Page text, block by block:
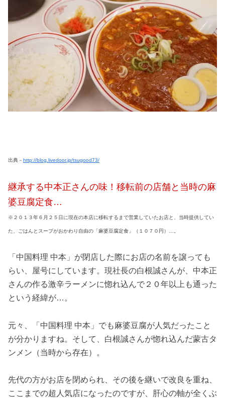
出典－ http://blog.livedoor.jp/tsugood73/
継承する中本正さんの味！移転前の店舗と当時の麻
婆豆腐定食…
※２０１３年６月２５日に現在の本店に移転するまで営業していたお店と、当時提供してい
た、ごはんとスープがおかわり自由の「麻婆豆腐定食」（１０７０円）…。
「中国料理 中本」が閉店した際にお店の名前を譲っても
らい、屋号にしています。現社長の白根誠さんが、中本正
さんの作る激辛ラーメンに惚れ込んで２０年以上も通った
という経緯が…。
元々、「中国料理 中本」でも麻婆豆腐が人気だったこと
が分かりますね。そして、白根誠さんが惚れ込んだ蒙古タ
ンメン（当時から存在）。
先代の方がお店を閉められ、その後を継いで改良を重ね、
ここまでの超人気店になったのですが、肝心の軸が全くぶ